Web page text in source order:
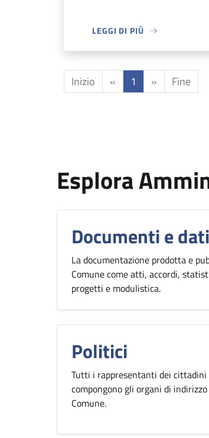
LEGGI DI PIÙ
Inizio « 1 » Fine
Esplora
Documenti e dati
La documentazione prodotta e
Comune come atti, accordi,
progetti e modulistica.
Politici
Tutti i rappresentanti dei cittadini
compongono gli organi di
Comune.